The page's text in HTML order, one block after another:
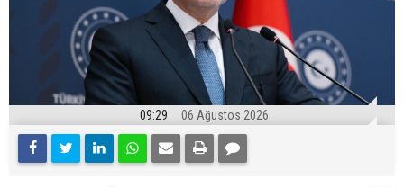
09:29 06 Ağustos 2026